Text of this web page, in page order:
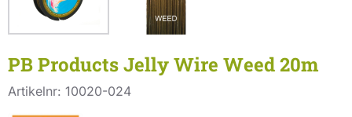
PB Products Jelly Wire Weed 20m
Artikelnr: 10020-024